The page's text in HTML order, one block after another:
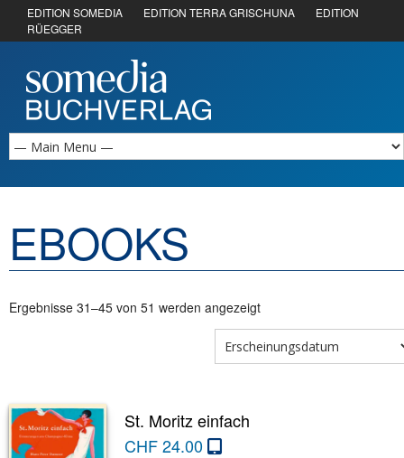
EDITION SOMEDIA EDITION TERRA GRISCHUNA
EDITION
RÜEGGER
EBOOKS
Ergebnisse 31–45 von 51 werden angezeigt
St. Moritz einfach
CHF24.00